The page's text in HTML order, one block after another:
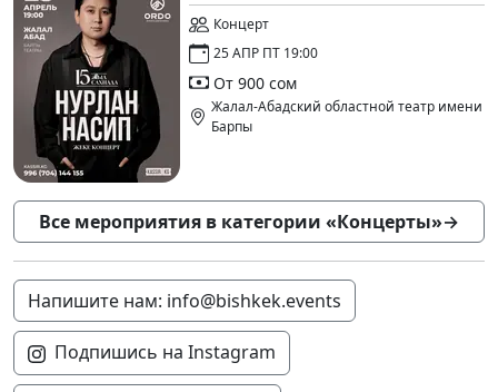
Концерт
25 АПР ПТ 19:00
От 900 сом
Жалал-Абадский областной театр имени
Барпы
Все мероприятия в категории «Концерты»→
Напишите нам: info@bishkek.events
Подпишись на Instagram